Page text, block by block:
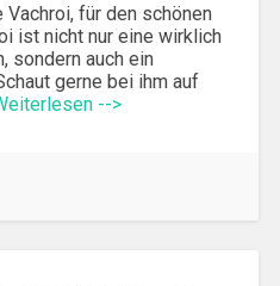
für den schönen
ist nicht nur eine wirklich
sondern auch ein
gerne bei ihm auf
-->